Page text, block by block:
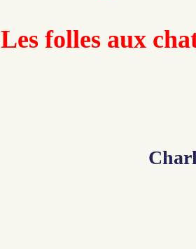
Les folles aux